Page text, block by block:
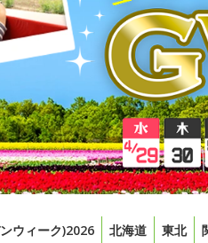
ウィーク)2026 北海道 東北